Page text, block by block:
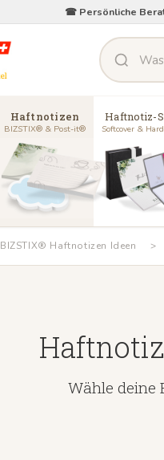
☎ Persönliche
Haftnotizen
BIZSTIX® & Post-it®
Haftnotiz-
Softcover &
BIZSTIX® Haftnotizen Ideen
Wähle deine